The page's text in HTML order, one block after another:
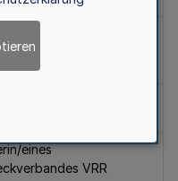
vom 21. März 2018
eines
VRR